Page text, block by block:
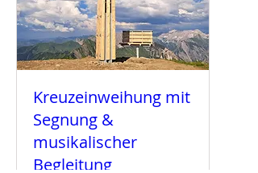
Kreuzeinweihung mit
Segnung &
musikalischer
Begleitung